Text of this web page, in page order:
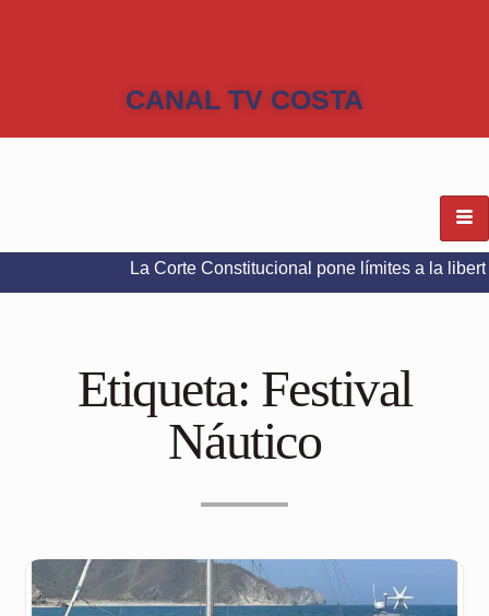
CANAL TV COSTA
La Corte Constitucional pone límites a la libertad de
Etiqueta: Festival
Náutico